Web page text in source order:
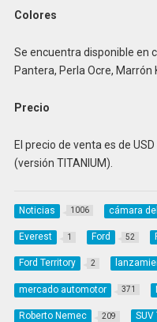
Colores
Se encuentra disponible en
Pantera, Perla Ocre, Marrón
Precio
El precio de venta es de
(versión TITANIUM).
Noticias 1006 cámara
Everest 1 Ford 52
Ford Territory 2
mercado automotor 371
Roberto Nemec 209 SUV